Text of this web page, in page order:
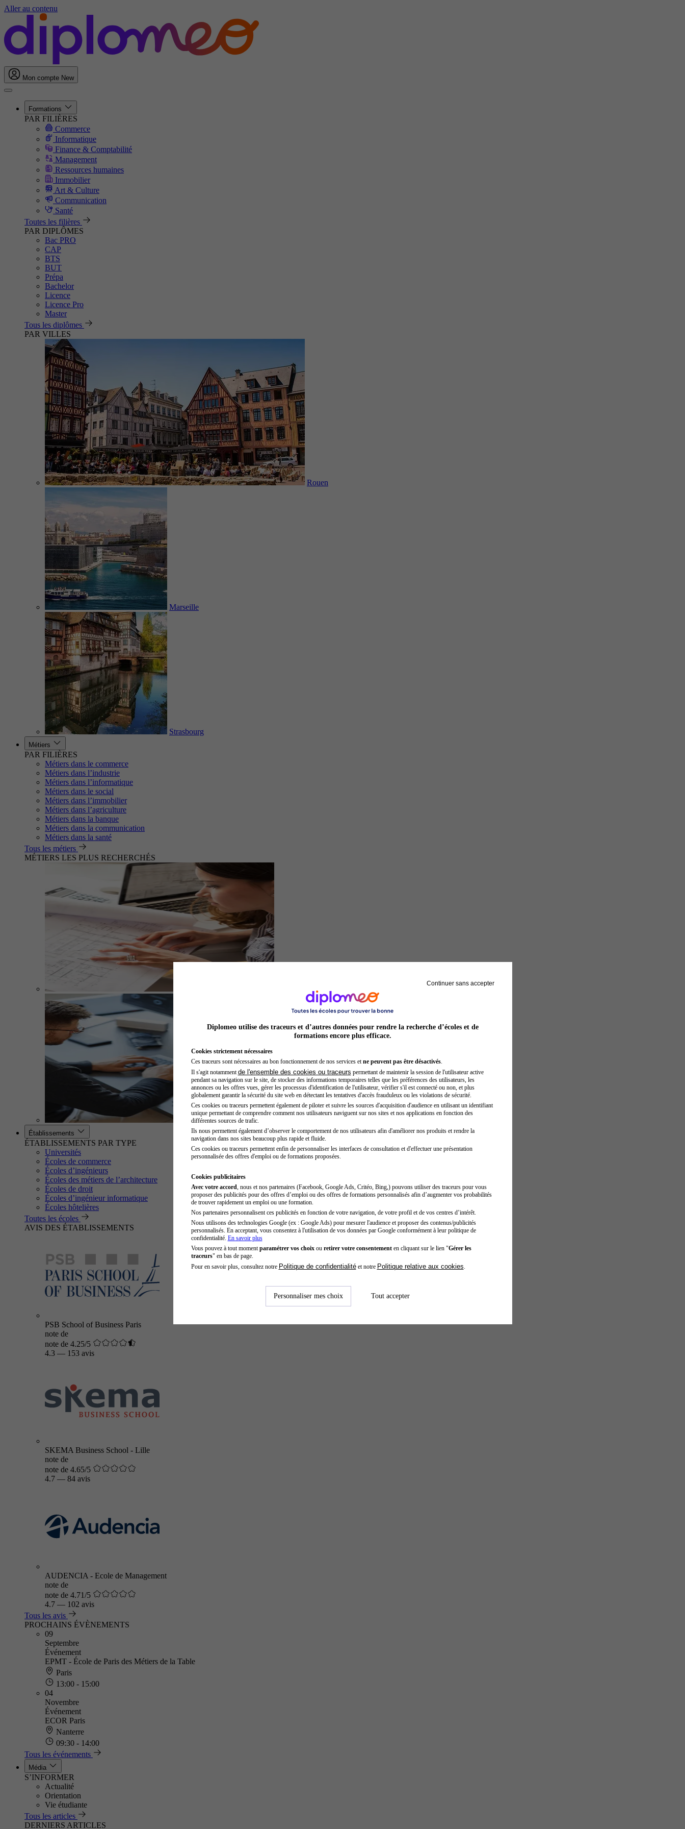
Aller au contenu
Mon compte New
Formations
PAR FILIÈRES
Commerce
Informatique
Finance & Comptabilité
Management
Ressources humaines
Immobilier
Art & Culture
Communication
Santé
Toutes les filières
PAR DIPLÔMES
Bac PRO
CAP
BTS
BUT
Prépa
Bachelor
Licence
Licence Pro
Master
Tous les diplômes
PAR VILLES
Rouen
Marseille
Strasbourg
Métiers
PAR FILIÈRES
Métiers dans le commerce
Métiers dans l’industrie
Métiers dans l’informatique
Métiers dans le social
Métiers dans l’immobilier
Métiers dans l’agriculture
Métiers dans la banque
Métiers dans la communication
Métiers dans la santé
Tous les métiers
MÉTIERS LES PLUS RECHERCHÉS
Établissements
ÉTABLISSEMENTS PAR TYPE
Universités
Écoles de commerce
Écoles d’ingénieurs
Écoles des métiers de l’architecture
Écoles de droit
Écoles d’ingénieur informatique
Écoles hôtelières
Toutes les écoles
AVIS DES ÉTABLISSEMENTS
PSB School of Business Paris
note de
note de 4.25/5
4.3 — 153 avis
SKEMA Business School - Lille
note de
note de 4.65/5
4.7 — 84 avis
AUDENCIA - Ecole de Management
note de
note de 4.71/5
4.7 — 102 avis
Tous les avis
PROCHAINS ÉVÈNEMENTS
09
Septembre
Événement
EPMT - École de Paris des Métiers de la Table
Paris
13:00 - 15:00
04
Novembre
Événement
ECOR Paris
Nanterre
09:30 - 14:00
Tous les événements
Média
S’INFORMER
Actualité
Orientation
Vie étudiante
Tous les articles
DERNIERS ARTICLES
Continuer sans accepter
Diplomeo utilise des traceurs et d’autres données pour rendre la recherche d’écoles et de
formations encore plus efficace.
Cookies strictement nécessaires
Ces traceurs sont nécessaires au bon fonctionnement de nos services et ne peuvent pas être désactivés.
Il s'agit notamment de l'ensemble des cookies ou traceurs permettant de maintenir la session de l'utilisateur active
pendant sa navigation sur le site, de stocker des informations temporaires telles que les préférences des utilisateurs, les
annonces ou les offres vues, gérer les processus d'identification de l'utilisateur, vérifier s'il est connecté ou non, et plus
globalement garantir la sécurité du site web en détectant les tentatives d'accès frauduleux ou les violations de sécurité.
Ces cookies ou traceurs permettent également de piloter et suivre les sources d'acquisition d'audience en utilisant un identifiant
unique permettant de comprendre comment nos utilisateurs naviguent sur nos sites et nos applications en fonction des
différentes sources de trafic.
Ils nous permettent également d’observer le comportement de nos utilisateurs afin d'améliorer nos produits et rendre la
navigation dans nos sites beaucoup plus rapide et fluide.
Ces cookies ou traceurs permettent enfin de personnaliser les interfaces de consultation et d'effectuer une présentation
personnalisée des offres d'emploi ou de formations proposées.
Cookies publicitaires
Avec votre accord , nous et nos partenaires (Facebook, Google Ads, Critéo, Bing,) pouvons utiliser des traceurs pour vous
proposer des publicités pour des offres d’emploi ou des offres de formations personnalisés afin d’augmenter vos probabilités
de trouver rapidement un emploi ou une formation.
Nos partenaires personnalisent ces publicités en fonction de votre navigation, de votre profil et de vos centres d’intérêt.
Nous utilisons des technologies Google (ex : Google Ads) pour mesurer l'audience et proposer des contenus/publicités
personnalisés. En acceptant, vous consentez à l'utilisation de vos données par Google conformément à leur politique de
confidentialité. En savoir plus
Vous pouvez à tout moment paramétrer vos choixou retirer votre consentementen cliquant sur le lien "Gérer les
traceurs" en bas de page.
Pour en savoir plus, consultez notre Politique de confidentialitéet notre Politique relative aux cookies
Personnaliser mes choix Tout accepter